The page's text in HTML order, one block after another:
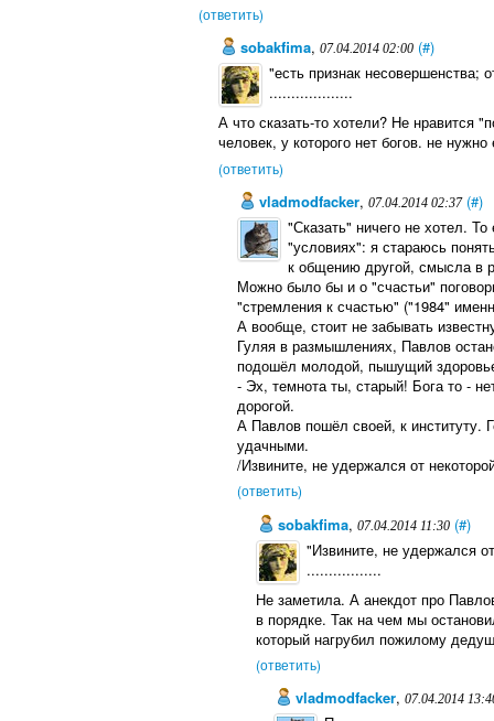
(ответить)
sobakfima, 07.04.2014 02:00 (#)
"есть признак несовершенства;
...................
А что сказать-то хотели? Не нравится
человек, у которого нет богов. не
(ответить)
vladmodfacker,07.04.2014 02:37 (#)
"Сказать" ничего не хотел.
"условиях": я стараюсь
к общению другой, смысла в
Можно было бы и о "счастьи"
"стремления к счастью" ("1984"
А вообще, стоит не забывать
Гуляя в размышлениях, Павлов
подошёл молодой, пышущий
- Эх, темнота ты, старый! Бога то -
дорогой.
А Павлов пошёл своей, к институту.
удачными.
/Извините, не удержался от
(ответить)
sobakfima, 07.04.2014 11:30 (#)
"Извините, не удержался
.................
Не заметила. А анекдот про
в порядке. Так на чем мы
который нагрубил пожилому
(ответить)
vladmodfacker,07.04.2014